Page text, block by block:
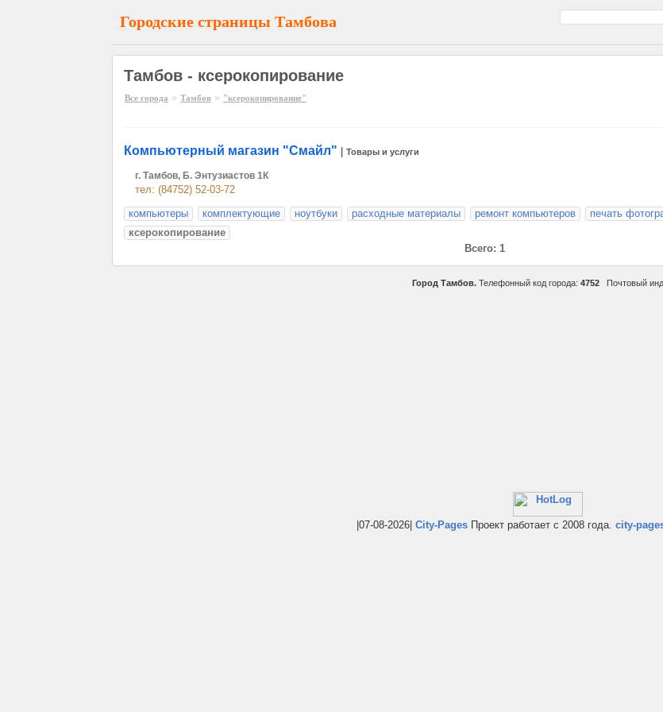
Городские страницы Тамбова
Тамбов - ксерокопирование
Все города » Тамбов » "ксерокопирование"
Компьютерный магазин "Смайл" Товары и услуги
г. Тамбов, Б. Энтузиастов 1К
тел: (84752) 52-03-72
компьютеры
комплектующие ноутбуки расходные материалы ремонт компьютеров
печать
ксерокопирование
Всего: 1
Город Тамбов. Телефонный код города: 4752 Почтовый
|07-08-2026| City-Pages Проект работает с 2008 года. city-